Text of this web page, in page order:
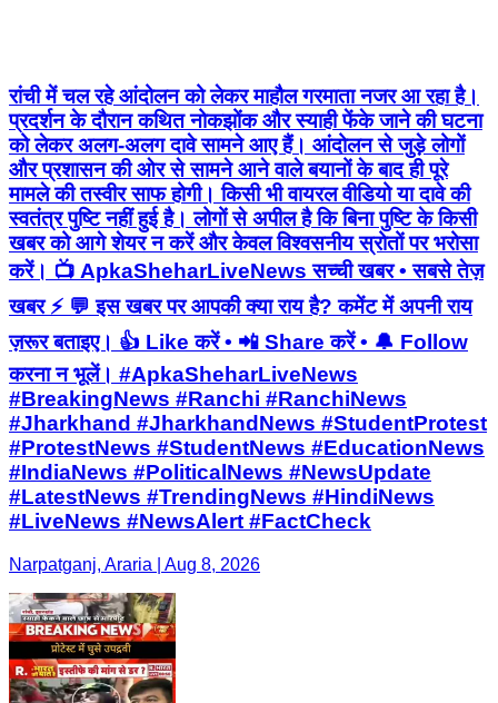
रांची में चल रहे आंदोलन को लेकर माहौल गरमाता नजर आ रहा है।
प्रदर्शन के दौरान कथित नोकझोंक और स्याही फेंके जाने की घटना
को लेकर अलग-अलग दावे सामने आए हैं। आंदोलन से जुड़े लोगों
और प्रशासन की ओर से सामने आने वाले बयानों के बाद ही पूरे
मामले की तस्वीर साफ होगी। किसी भी वायरल वीडियो या दावे की
स्वतंत्र पुष्टि नहीं हुई है। लोगों से अपील है कि बिना पुष्टि के किसी
खबर को आगे शेयर न करें और केवल विश्वसनीय स्रोतों पर भरोसा
करें। 📺 ApkaSheharLiveNews सच्ची खबर • सबसे तेज़
खबर ⚡ 💬 इस खबर पर आपकी क्या राय है? कमेंट में अपनी राय
ज़रूर बताइए। 👍 Like करें • 📲 Share करें • 🔔 Follow
करना न भूलें। #ApkaSheharLiveNews
#BreakingNews #Ranchi #RanchiNews
#Jharkhand #JharkhandNews #StudentProtest
#ProtestNews #StudentNews #EducationNews
#IndiaNews #PoliticalNews #NewsUpdate
#LatestNews #TrendingNews #HindiNews
#LiveNews #NewsAlert #FactCheck
Narpatganj, Araria | Aug 8, 2026